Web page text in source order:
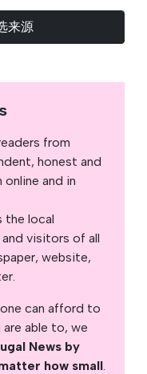
来源
from
honest and
and in
the local
visitors of all
website,
can afford to
able to, we
News by
how small.